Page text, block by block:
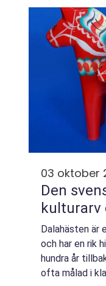
03 oktober
Den
kulturarv
Dalahästen är
och har en rik
hundra år
ofta målad i